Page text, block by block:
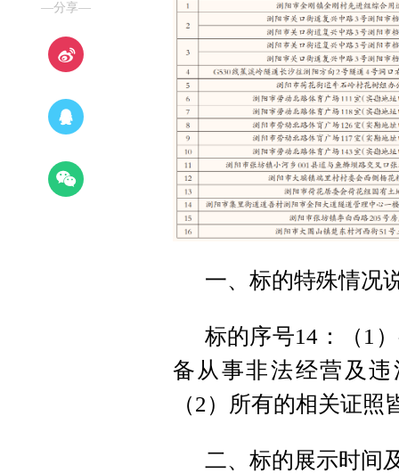
—分享—
一、标的特殊情况
标的序号14：（1
备从事非法经营及
（2）所有的相关证
二、标的展示时间